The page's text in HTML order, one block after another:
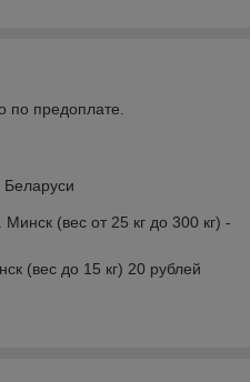
по предоплате.
(вес от 25 кг до 300 кг) -
(вес до 15 кг) 20 рублей